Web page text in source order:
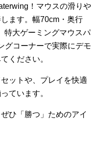
！マウスの滑りや
ます。幅70cm・奥行
特大ゲーミングマウスパ
グコーナーで実際にデモ
ください。
ットや、プレイを快適
ています。
ひ「勝つ」ためのアイ